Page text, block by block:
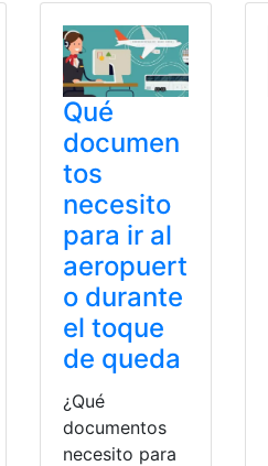
Qué
documen
tos
necesito
para ir al
aeropuert
o durante
el toque
de queda
¿Qué
documentos
necesito para